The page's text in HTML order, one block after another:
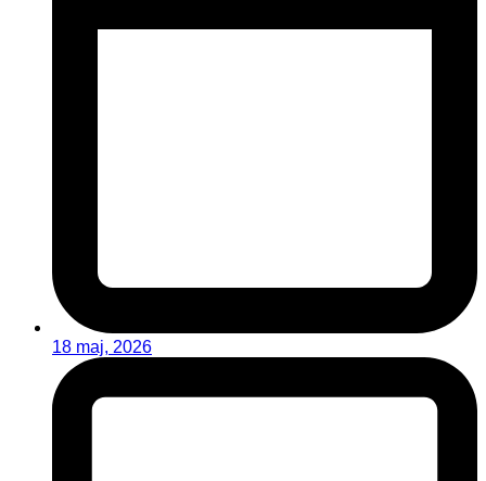
18 maj, 2026